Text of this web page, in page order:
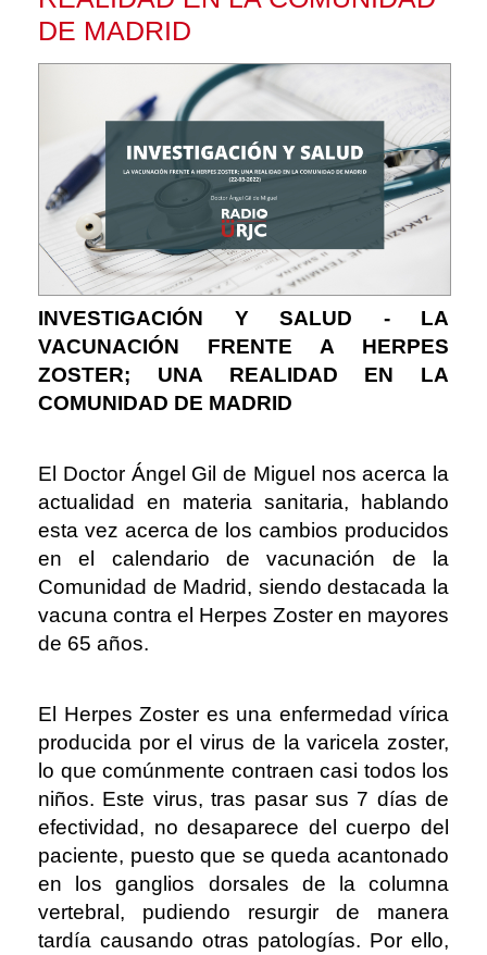
DE MADRID
INVESTIGACIÓN Y SALUD - LA
VACUNACIÓN FRENTE A HERPES
ZOSTER; UNA REALIDAD EN LA
COMUNIDAD DE MADRID
El Doctor Ángel Gil de Miguel nos acerca la
actualidad en materia sanitaria, hablando
esta vez acerca de los cambios producidos
en el calendario de vacunación de la
Comunidad de Madrid, siendo destacada la
vacuna contra el Herpes Zoster en mayores
de 65 años.
El Herpes Zoster es una enfermedad vírica
producida por el virus de la varicela zoster,
lo que comúnmente contraen casi todos los
niños. Este virus, tras pasar sus 7 días de
efectividad, no desaparece del cuerpo del
paciente, puesto que se queda acantonado
en los ganglios dorsales de la columna
vertebral, pudiendo resurgir de manera
tardía causando otras patologías. Por ello,